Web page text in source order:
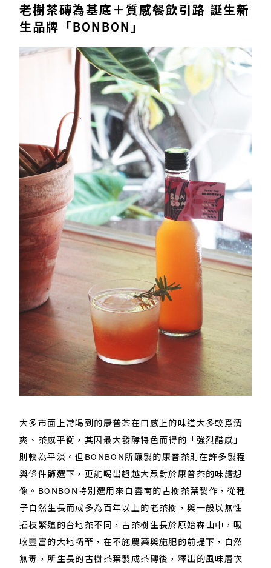
老樹茶磚為基底＋質感餐飲引路 誕生新
生品牌「BONBON」
大多市面上常喝到的康普茶在口感上的味道大多較爲清
爽、茶感平衡，其因最大發酵特色而得的「強烈醋感」
則較為平淡。但BONBON所釀製的康普茶則在許多製程
與條件篩選下，更能喝出超越大眾對於康普茶的味譜想
像。BONBON特別選用來自雲南的古樹茶葉製作，從種
子自然生長而成多為百年以上的老茶樹，與一般以無性
插枝繁殖的台地茶不同，古茶樹生長於原始森山中，吸
收豐富的大地精華，在不施農藥與施肥的前提下，自然
無毒，所生長的古樹茶葉製成茶磚後，釋出的風味層次